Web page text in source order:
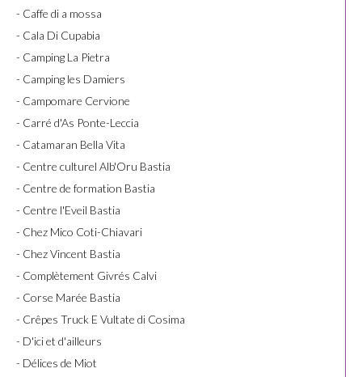
- Caffe di a mossa
- Cala Di Cupabia
- Camping La Pietra
- Camping les Damiers
- Campomare Cervione
- Carré d'As Ponte-Leccia
- Catamaran Bella Vita
- Centre culturel Alb'Oru Bastia
- Centre de formation Bastia
- Centre l'Eveil Bastia
- Chez Mico Coti-Chiavari
- Chez Vincent Bastia
- Complètement Givrés Calvi
- Corse Marée Bastia
- Crêpes Truck E Vultate di Cosima
- D'ici et d'ailleurs
- Délices de Miot